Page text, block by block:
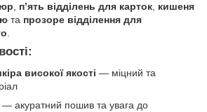
, п’ять відділень для карток, кишеня
та прозоре відділення для
.
високої якості — міцний та
— акуратний пошив та увага до